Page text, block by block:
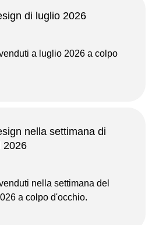
di luglio 2026
a luglio 2026 a colpo
nella settimana di
2026
nella settimana del
a colpo d'occhio.